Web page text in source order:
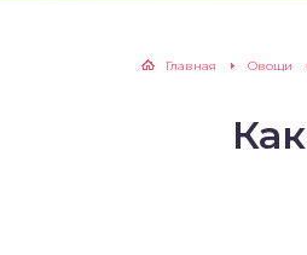
Главная Овощи